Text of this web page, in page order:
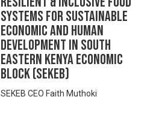
Systems for Sustainable
Economic and Human
Development in South
Eastern Kenya Economic
Block (SEKEB)
SEKEB CEO Faith Muthoki